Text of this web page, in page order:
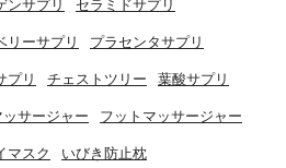
ンサプリ セラミドサプリ
リーサプリ プラセンタサプリ
プリ チェストツリー 葉酸サプリ
サージャー フットマッサージャー
マスク いびき防止枕